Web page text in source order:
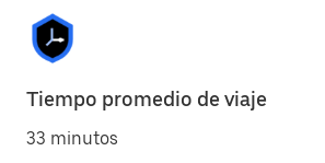
Tiempo promedio de viaje
33 minutos